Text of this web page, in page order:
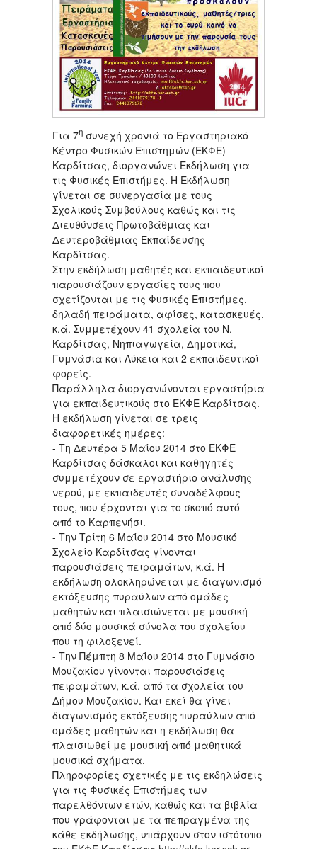
Για 7η συνεχή χρονιά το Εργαστηριακό
Κέντρο Φυσικών Επιστημών (ΕΚΦΕ)
Καρδίτσας, διοργανώνει Εκδήλωση για
τις Φυσικές Επιστήμες. Η Εκδήλωση
γίνεται σε συνεργασία με τους
Σχολικούς Συμβούλους καθώς και τις
Διευθύνσεις Πρωτοβάθμιας και
Δευτεροβάθμιας Εκπαίδευσης
Καρδίτσας.
Στην εκδήλωση μαθητές και εκπαιδευτικοί
παρουσιάζουν εργασίες τους που
σχετίζονται με τις Φυσικές Επιστήμες,
δηλαδή πειράματα, αφίσες, κατασκευές,
κ.ά. Συμμετέχουν 41 σχολεία του Ν.
Καρδίτσας, Νηπιαγωγεία, Δημοτικά,
Γυμνάσια και Λύκεια και 2 εκπαιδευτικοί
φορείς.
Παράλληλα διοργανώνονται εργαστήρια
για εκπαιδευτικούς στο ΕΚΦΕ Καρδίτσας.
Η εκδήλωση γίνεται σε τρεις
διαφορετικές ημέρες:
- Τη Δευτέρα 5 Μαΐου 2014 στο ΕΚΦΕ
Καρδίτσας δάσκαλοι και καθηγητές
συμμετέχουν σε εργαστήριο ανάλυσης
νερού, με εκπαιδευτές συναδέλφους
τους, που έρχονται για το σκοπό αυτό
από το Καρπενήσι.
- Την Τρίτη 6 Μαΐου 2014 στο Μουσικό
Σχολείο Καρδίτσας γίνονται
παρουσιάσεις πειραμάτων, κ.ά. Η
εκδήλωση ολοκληρώνεται με διαγωνισμό
εκτόξευσης πυραύλων από ομάδες
μαθητών και πλαισιώνεται με μουσική
από δύο μουσικά σύνολα του σχολείου
που τη φιλοξενεί.
- Την Πέμπτη 8 Μαΐου 2014 στο Γυμνάσιο
Μουζακίου γίνονται παρουσιάσεις
πειραμάτων, κ.ά. από τα σχολεία του
Δήμου Μουζακίου. Και εκεί θα γίνει
διαγωνισμός εκτόξευσης πυραύλων από
ομάδες μαθητών και η εκδήλωση θα
πλαισιωθεί με μουσική από μαθητικά
μουσικά σχήματα.
Πληροφορίες σχετικές με τις εκδηλώσεις
για τις Φυσικές Επιστήμες των
παρελθόντων ετών, καθώς και τα βιβλία
που γράφονται με τα πεπραγμένα της
κάθε εκδήλωσης, υπάρχουν στον ιστότοπο